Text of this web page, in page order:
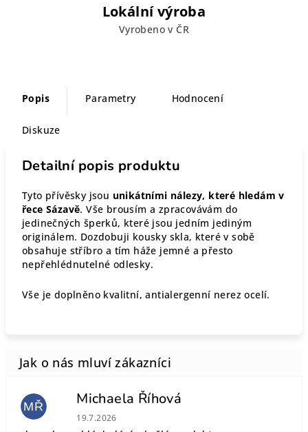
Lokální výroba
Vyrobeno v ČR
Popis Parametry Hodnocení
Diskuze
Detailní popis produktu
Tyto přívěsky jsou unikátními nálezy, které hledám v
řece Sázavě. Vše brousím a zpracovávám do
jedinečných šperků, které jsou jedním jediným
originálem. Dozdobuji kousky skla, které v sobě
obsahuje stříbro a tím háže jemné a přesto
nepřehlédnutelné odlesky.
Vše je doplněno kvalitní, antialergenní nerez ocelí.
MŘ Michaela Říhová
Hodnocení obchodu je 5 z 5 hvězdiček.
19.7.2026